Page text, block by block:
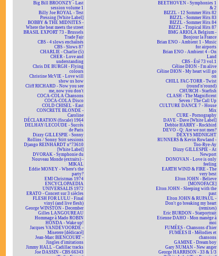
Big Bill BROONZY - Last
session volume 1
Billy Joe ROYAL - Test
Pressing [White Label]
BOBBY & THE MIDNITES -
Where the beat meets the street
BRASIL EXPORT 73 - Brussels
Trade Fair
CBS - 4 slows enchaînés
CBS - Slows 87
CHARLIE - Charlie (5)
CHER - Love and
understanding
Chris DE BURGH - Flying
colours
Christine McVIE - Love will
show us how
Cliff RICHARD - Now you see
me, now you don't
COCA-COLA Chansons
COCA-COLA Disco
COLD CHISEL - East
CONCRETE BLONDE -
Caroline
DÉCLARATION (fiscale) 1964
DELHAY/LECOUDE - Succès
de Paris
Dizzy GILLESPIE - Sonny
Rollins / Sonny Stitt sessions
Django REINHARDT n°73610
[White Label]
DVORAK - Symphonie du
Nouveau Monde (extraits) -
MIKAL
Eddie MONEY - Where's the
party?
EMI Christmas 1974
ENCYCLOPAEDIA
UNIVERSALIS 1972
ERATO - Concert sur 3 siècles
FLESH FOR LULU - Final
vinyl (and live flesh)
George WINSTON - December
Gilles LANGOUREAU
Hommage à Mado ROBIN
HONDA - Wake up!
Jacques VANDEVOORDE -
Miserere [dédicacé]
Jean-Marc BIENCOURT -
Jingles d'imitations
Jimmy HALL - Cadillac tracks
Joe DASSIN - CBS 66343
BEETHOVEN - Symphonies 1
& 2
BIZZL - 12 Sommer Hits 82
BIZZL - Sommer Hits 83
BIZZL - Sommer Hits 84
BIZZL - Tropical Hits 87
BMG ARIOLA Belgium -
Bonjour la France
Brian ENO - Ambient 1 - Music
for airports
Brian ENO - Ambient 4 - On
Land
CBS - Été 73 vol.1
Céline DION - I'm alive
Céline DION - My heart will go
on
CHILL FAC-TORR - Twist
(round'n'round)
CHURCH - Starfish
CLASH - The Magnificent
Seven / The Call Up
CULTURE DANCE 7 - House
Mix
CURE - Pornography
DAVE - Dave [White Label]
Debbie HARRY - Rockbird
DEVO - Q: Are we not men?
DEXYS MIDNIGHT
RUNNERS & Kevin Rowland -
Too-Rye-Ay
Dizzy GILLESPIE - At
Newport
DONOVAN - Love is only
feeling
EARTH WIND & FIRE - The
very best
Elton JOHN - Believe
[MONOFACE]
Elton JOHN - Sleeping with the
past
Elton JOHN & RUPAUL -
Don't go breaking my heart
(remixes)
Eric BURDON - Starportrait
Etienne DAHO - Mon manège à
moi
FUMÉES - Chansons d'hier
FUMÉES II - Mélodies et
chansons
GAMINE - Dream boy
Gary NUMAN - New anger
George HARRISON - 33 & 1/3